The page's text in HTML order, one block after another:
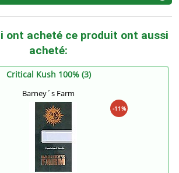
ont acheté ce produit ont aussi
acheté:
Critical Kush 100% (3)
Barney´s Farm
-11%